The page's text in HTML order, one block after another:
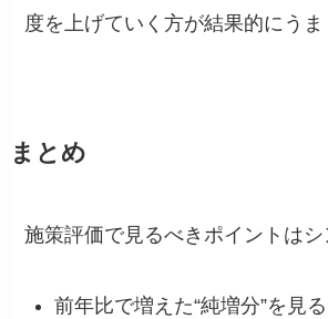
度を上げていく方が結果的にうま
まとめ
施策評価で見るべきポイントはシ
前年比で増えた“純増分”を見る